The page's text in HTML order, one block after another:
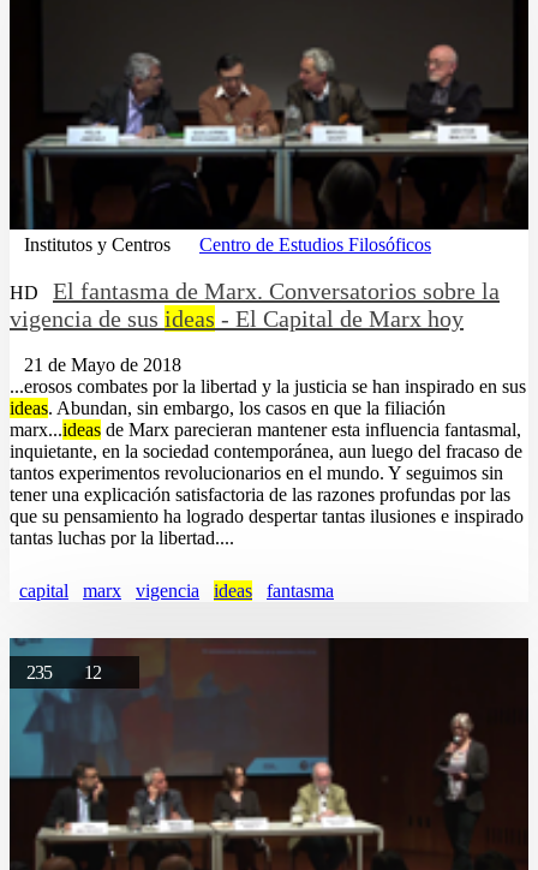
Institutos y Centros Centro de Estudios Filosóficos
HD
El fantasma de Marx. Conversatorios sobre la
vigencia de sus ideas - El Capital de Marx hoy
21 de Mayo de 2018
...erosos combates por la libertad y la justicia se han inspirado en sus
ideas. Abundan, sin embargo, los casos en que la filiación
marx...ideas de Marx parecieran mantener esta influencia fantasmal,
inquietante, en la sociedad contemporánea, aun luego del fracaso de
tantos experimentos revolucionarios en el mundo. Y seguimos sin
tener una explicación satisfactoria de las razones profundas por las
que su pensamiento ha logrado despertar tantas ilusiones e inspirado
tantas luchas por la libertad....
capital marx vigencia ideas fantasma
235 12